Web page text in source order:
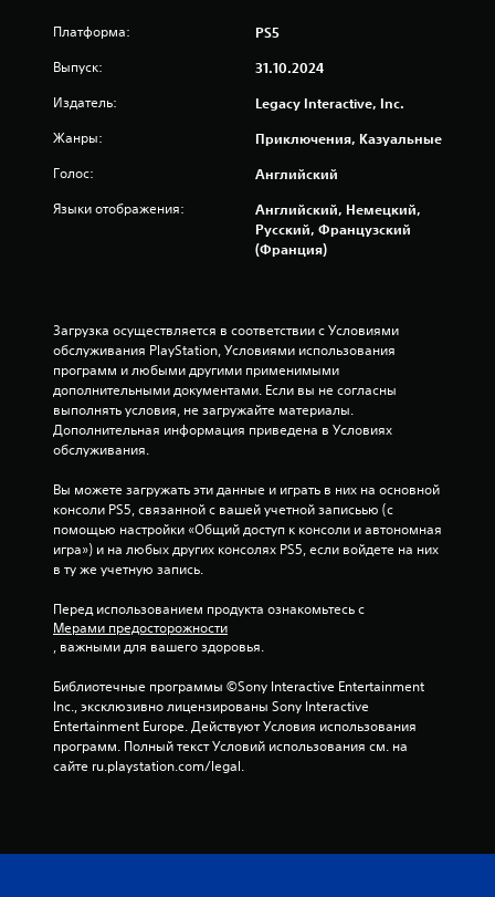
о
к
Платформа: PS5
Выпуск: 31.10.2024
Издатель: Legacy Interactive, Inc.
Жанры: Приключения, Казуальные
Голос: Английский
Языки отображения:
Английский, Немецкий,
Русский, Французский
(Франция)
Загрузка осуществляется в соответствии с Условиями
обслуживания PlayStation, Условиями использования
программ и любыми другими применимыми
дополнительными документами. Если вы не согласны
выполнять условия, не загружайте материалы.
Дополнительная информация приведена в Условиях
обслуживания.
Вы можете загружать эти данные и играть в них на основной
консоли PS5, связанной с вашей учетной записьью (с
помощью настройки «Общий доступ к консоли и автономная
игра») и на любых других консолях PS5, если войдете на них
в ту же учетную запись.
Перед использованием продукта ознакомьтесь с
Мерами предосторожности
, важными для вашего здоровья.
Библиотечные программы ©Sony Interactive Entertainment
Inc., эксклюзивно лицензированы Sony Interactive
Entertainment Europe. Действуют Условия использования
программ. Полный текст Условий использования см. на
сайте ru.playstation.com/legal.